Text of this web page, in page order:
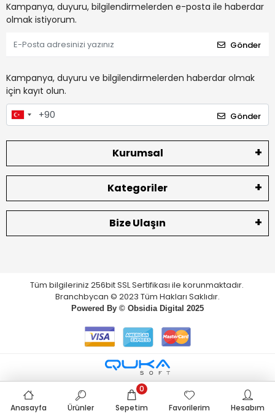
Kampanya, duyuru, bilgilendirmelerden e-posta ile haberdar
olmak istiyorum.
Gönder
Kampanya, duyuru ve bilgilendirmelerden haberdar olmak
için kayıt olun.
Gönder
Kurumsal
Kategoriler
Bize Ulaşın
Tüm bilgileriniz 256bit SSL Sertifikası ile korunmaktadır.
Branchbycan © 2023 Tüm Hakları Saklıdır.
Powered By © Obsidia Digital 2025
Anasayfa Ürünler Sepetim
0
Favorilerim
Hesabım